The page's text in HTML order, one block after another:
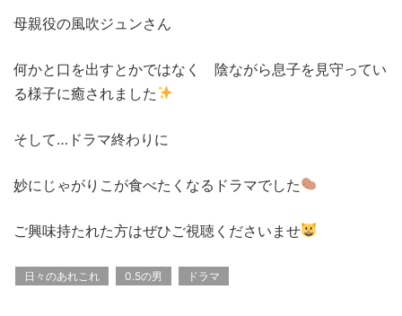
母親役の風吹ジュンさん
何かと口を出すとかではなく 陰ながら息子を見守ってい
る様子に癒されました
そして…ドラマ終わりに
妙にじゃがりこが食べたくなるドラマでした
ご興味持たれた方はぜひご視聴くださいませ
日々のあれこれ 0.5の男 ドラマ